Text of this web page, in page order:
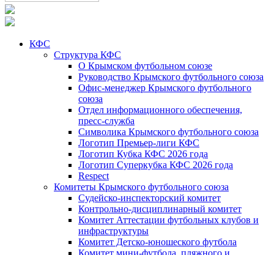
КФС
Структура КФС
О Крымском футбольном союзе
Руководство Крымского футбольного союза
Офис-менеджер Крымского футбольного
союза
Отдел информационного обеспечения,
пресс-служба
Символика Крымского футбольного союза
Логотип Премьер-лиги КФС
Логотип Кубка КФС 2026 года
Логотип Суперкубка КФС 2026 года
Respect
Комитеты Крымского футбольного союза
Судейско-инспекторский комитет
Контрольно-дисциплинарный комитет
Комитет Аттестации футбольных клубов и
инфраструктуры
Комитет Детско-юношеского футбола
Комитет мини-футбола, пляжного и